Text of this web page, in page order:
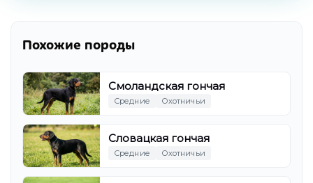
Похожие породы
Смоландская гончая
Средние Охотничьи
Словацкая гончая
Средние Охотничьи